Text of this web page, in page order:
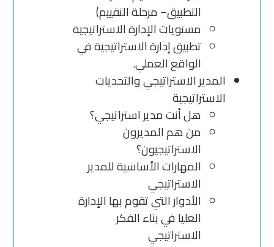
التطبيق– مرحلة التقييم)
مستويات الإدارة الاستراتيجية
تطبيق إدارة الاستراتيجية في
الواقع العملي.
المدير الاستراتيجي والتحديات
الاستراتيجية
هل أنت مدير استراتيجي؟
من هم المديرون
الاستراتيجيون؟
المهارات الأساسية للمدير
الاستراتيجي
الأدوار التي تقوم بها الإدارة
العليا في بناء الفكر
الاستراتيجي